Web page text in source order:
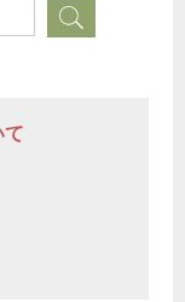
か？